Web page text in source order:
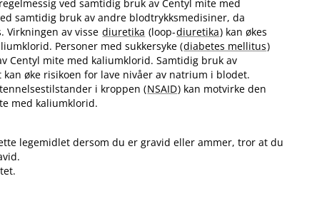
ved samtidig bruk av Centyl mite med
samtidig bruk av andre blodtrykksmedisiner, da
Virkningen av visse diuretika (loop-diuretika) kan økes
Personer med sukkersyke (diabetes mellitus)
Centyl mite med kaliumklorid. Samtidig bruk av
øke risikoen for lave nivåer av natrium i blodet.
i kroppen (NSAID) kan motvirke den
med kaliumklorid.
legemidlet dersom du er gravid eller ammer, tror at du